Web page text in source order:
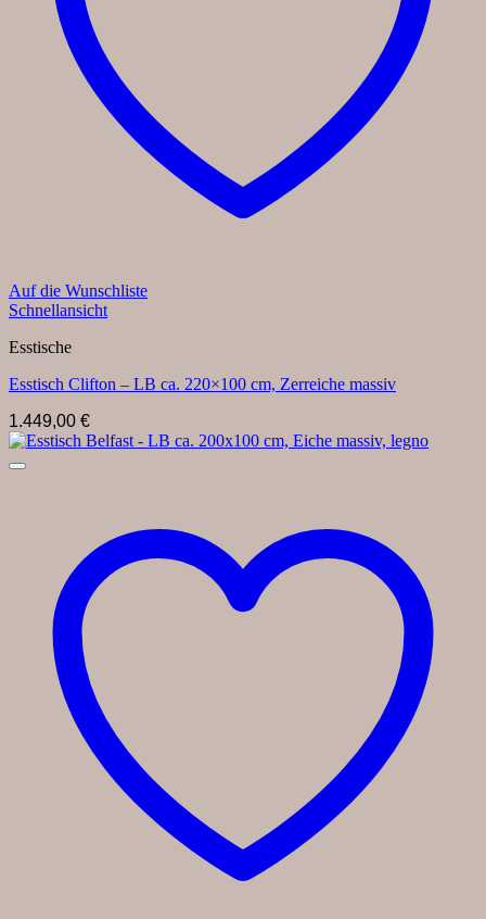
Auf die Wunschliste
Schnellansicht
Esstische
Esstisch Clifton – LB ca. 220×100 cm, Zerreiche massiv
1.449,00 €